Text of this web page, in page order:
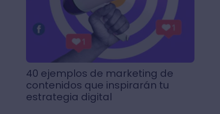
40 ejemplos de marketing de
contenidos que inspirarán tu
estrategia digital